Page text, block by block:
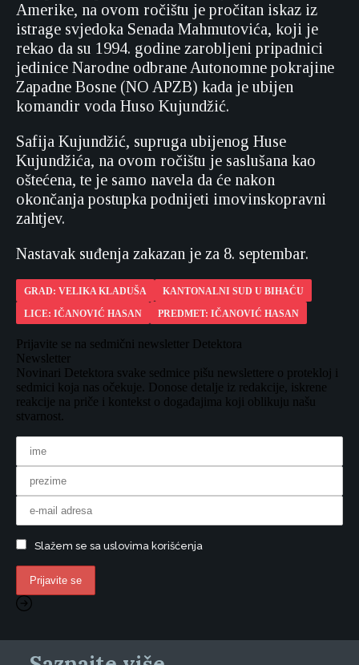
Amerike, na ovom ročištu je pročitan iskaz iz
istrage svjedoka Senada Mahmutovića, koji je
rekao da su 1994. godine zarobljeni pripadnici
jedinice Narodne odbrane Autonomne pokrajine
Zapadne Bosne (NO APZB) kada je ubijen
komandir voda Huso Kujundžić.
Safija Kujundžić, supruga ubijenog Huse
Kujundžića, na ovom ročištu je saslušana kao
oštećena, te je samo navela da će nakon
okončanja postupka podnijeti imovinskopravni
zahtjev.
Nastavak suđenja zakazan je za 8. septembar.
GRAD: VELIKA KLADUŠA
KANTONALNI SUD U BIHAĆU
LICE: IČANOVIĆ HASAN
PREDMET: IČANOVIĆ HASAN
Prijavite se na sedmični newsletter Detektora
Newsletter
Novinari Detektora svake sedmice pišu newslettere o protekloj i
sedmici koja nas očekuje. Donose detalje iz redakcije, iskrene
reakcije na priče i kontekst o događajima koji oblikuju našu
stvarnost.
Slažem se sa uslovima korišćenja